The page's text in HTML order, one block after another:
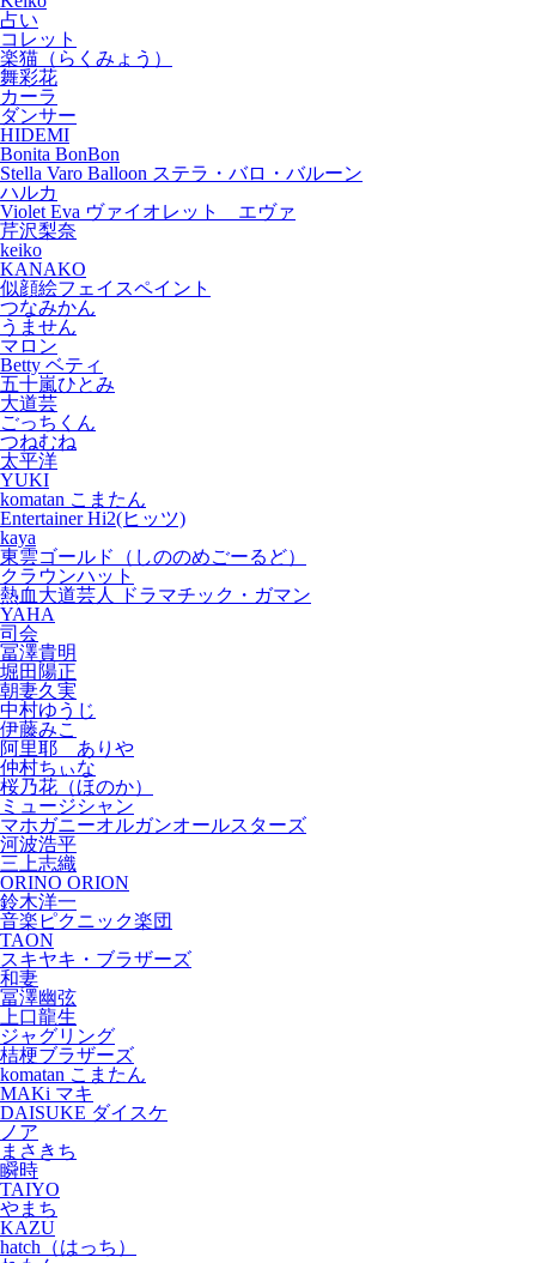
占い
コレット
楽猫（らくみょう）
舞彩花
カーラ
ダンサー
HIDEMI
Bonita BonBon
Stella Varo Balloon ステラ・バロ・バルーン
ハルカ
Violet Eva ヴァイオレット エヴァ
芹沢梨奈
keiko
KANAKO
似顔絵フェイスペイント
つなみかん
うません
マロン
Betty ベティ
五十嵐ひとみ
大道芸
ごっちくん
つねむね
太平洋
YUKI
komatan こまたん
Entertainer Hi2(ヒッツ)
kaya
東雲ゴールド（しののめごーるど）
クラウンハット
熱血大道芸人 ドラマチック・ガマン
YAHA
司会
冨澤貴明
堀田陽正
朝妻久実
中村ゆうじ
伊藤みこ
阿里耶 ありや
仲村ちぃな
桜乃花（ほのか）
ミュージシャン
マホガニーオルガンオールスターズ
河波浩平
三上志織
ORINO ORION
鈴木洋一
音楽ピクニック楽団
TAON
スキヤキ・ブラザーズ
和妻
冨澤幽弦
上口龍生
ジャグリング
桔梗ブラザーズ
komatan こまたん
MAKi マキ
DAISUKE ダイスケ
ノア
まさきち
瞬時
TAIYO
やまち
KAZU
hatch（はっち）